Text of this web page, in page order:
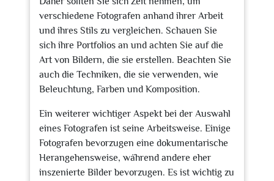
verschiedene Fotografen anhand ihrer Arbeit
und ihres Stils zu vergleichen. Schauen Sie
sich ihre Portfolios an und achten Sie auf die
Art von Bildern, die sie erstellen. Beachten Sie
auch die Techniken, die sie verwenden, wie
Beleuchtung, Farben und Komposition.
Ein weiterer wichtiger Aspekt bei der Auswahl
eines Fotografen ist seine Arbeitsweise. Einige
Fotografen bevorzugen eine dokumentarische
Herangehensweise, während andere eher
inszenierte Bilder bevorzugen. Es ist wichtig zu